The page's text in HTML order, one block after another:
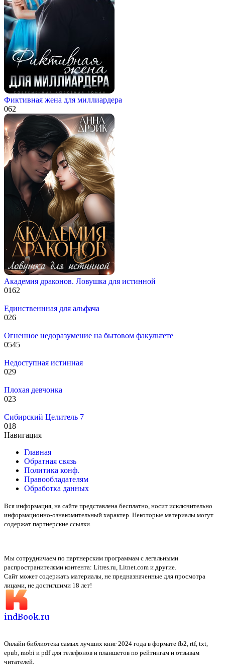
Фиктивная жена для миллиардера
062
Академия драконов. Ловушка для истинной
0162
Единственнная для альфача
026
Огненное недоразумение на бытовом факультете
0545
Недоступная истинная
029
Плохая девчонка
023
Сибирский Целитель 7
018
Навигация
Главная
Обратная связь
Политика конф.
Правообладателям
Обработка данных
Вся информация, на сайте представлена бесплатно, носит исключительно
информационно-ознакомительный характер. Некоторые материалы могут
содержат партнерские ссылки.
Мы сотрудничаем по партнерским программам с легальными
распространителями контента: Litres.ru, Litnet.com и другие.
Сайт может содержать материалы, не предназначенные для просмотра
лицами, не достигшими 18 лет!
indBook.ru
Онлайн библиотека самых лучших книг 2024 года в формате fb2, rtf, txt,
epub, mobi и pdf для телефонов и планшетов по рейтингам и отзывам
читателей.